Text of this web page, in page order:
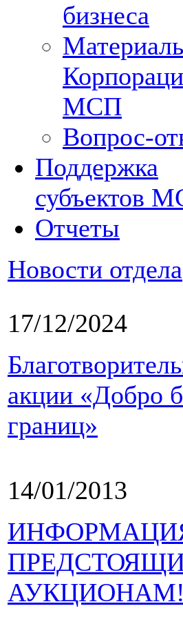
бизнеса
МСП
Вопрос-
Поддержка
субъектов
Отчеты
Новости отдела
17/12/2024
акции «Добро
границ»
14/01/2013
АУКЦИОНАМ!